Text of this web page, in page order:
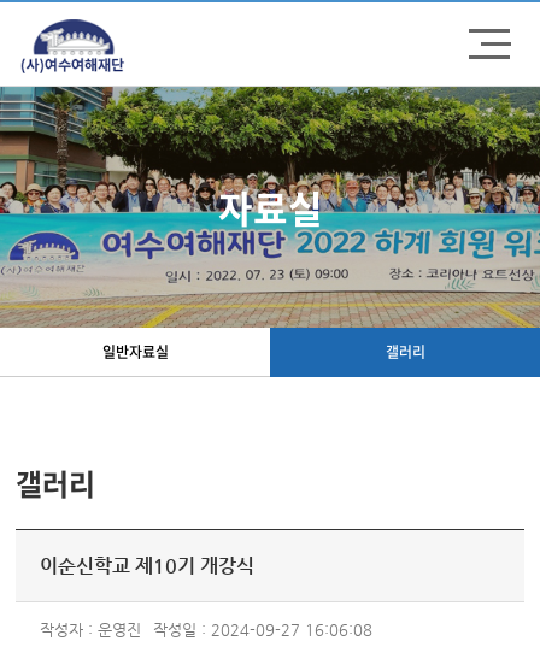
주메뉴 바로가기
컨텐츠 바로가기
자료실
일반자료실 갤러리
갤러리
이순신학교 제10기 개강식
작성자 : 운영진 작성일 : 2024-09-27 16:06:08